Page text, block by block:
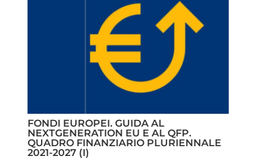
FONDI EUROPEI. GUIDA AL
NEXTGENERATION EU E AL QFP.
QUADRO FINANZIARIO PLURIENNALE
2021-2027 (I)